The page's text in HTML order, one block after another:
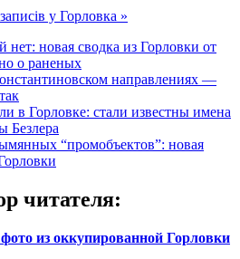
у Горловка »
нет: новая сводка из Горловки от
о раненых
направлениях —
в Горловке: стали известны имена
Безлера
“промобъектов”: новая
читателя:
из оккупированной Горловки